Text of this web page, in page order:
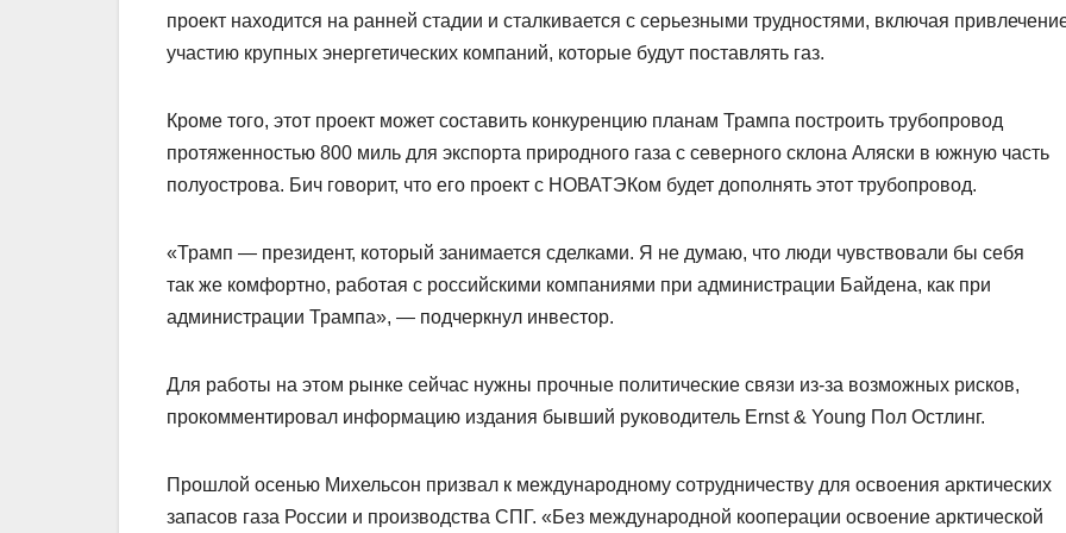
проект находится на ранней стадии и сталкивается с серьезными трудностями, включая
участию крупных энергетических компаний, которые будут поставлять газ.
Кроме того, этот проект может составить конкуренцию планам Трампа построить трубопровод
протяженностью 800 миль для экспорта природного газа с северного склона Аляски в южную часть
полуострова. Бич говорит, что его проект с НОВАТЭКом будет дополнять этот трубопровод.
«Трамп — президент, который занимается сделками. Я не думаю, что люди чувствовали бы себя
так же комфортно, работая с российскими компаниями при администрации Байдена, как при
администрации Трампа», — подчеркнул инвестор.
Для работы на этом рынке сейчас нужны прочные политические связи из-за возможных рисков,
прокомментировал информацию издания бывший руководитель Ernst & Young Пол Остлинг.
Прошлой осенью Михельсон призвал к международному сотрудничеству для освоения арктических
запасов газа России и производства СПГ. «Без международной кооперации освоение арктической